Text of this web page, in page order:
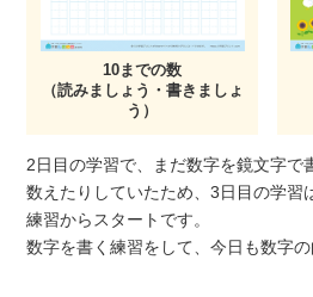
10までの数
（読みましょう・書きましょ
う）
2日目の学習で、まだ数字を鏡文字で
数えたりしていたため、3日目の学習
練習からスタートです。
数字を書く練習をして、今日も数字の